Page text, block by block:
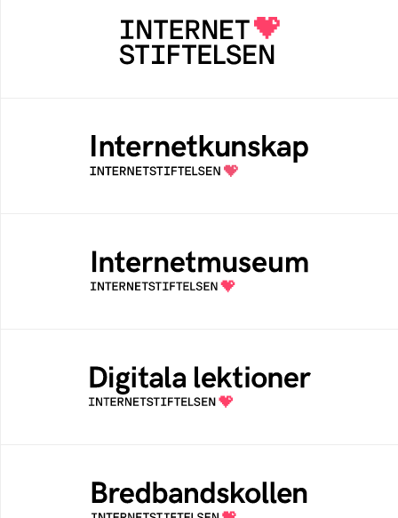
Internetstiftelsen verkar för ett internet som
bidrar positivt till människan och samhället
Samlad kunskap som hjälper dig att bli en
säker och medveten internetanvändare
Ett digitalt museum som byggts, och kureras
av Internetstiftelsen
Öppen digital lärresurs med färdiga lektioner
för alla stadier i grundskolan
Bredbandskollen är ett oberoende
konsumentverktyg som drivs av